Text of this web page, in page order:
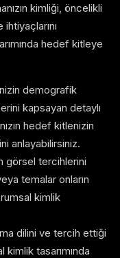
kimliği, öncelikli
hedef kitleye
demografik
kapsayan detaylı
hedef kitlenizin
anlayabilirsiniz.
görsel tercihlerini
temalar onların
kimlik
dilini ve tercih ettiği
tasarımında